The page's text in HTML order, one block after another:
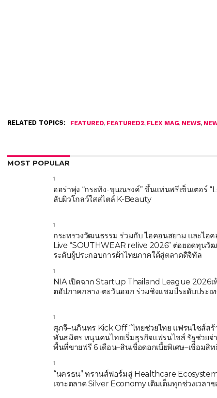
RELATED TOPICS: FEATURED, FEATURED2, FLEX MAG, NEWS,
MOST POPULAR
1
ออร่าพุ่ง “กระทิง-ขุนณรงค์” ขึ้นแท่นพรีเซ็นเตอร์
ลับผิวโกลว์ใสสไตล์ K-Beauty
1
กระทรวงวัฒนธรรม ร่วมกับ ไอคอนสยาม และไอ
Live “SOUTHWEAR relive 2026” ต่อยอดทุน
ระดับผู้ประกอบการผ้าไทยภาคใต้สู่ตลาดดิจิทัล
1
NIA เปิดฉาก Startup Thailand League 2026เ
ตอัปภาคกลาง-ตะวันออก ร่วมชิงแชมป์ระดับประเ
1
ศุภจี–นภินทร Kick Off “ไทยช่วยไทย แฟรนไชส์สร้
พันธมิตร หนุนคนไทยเริ่มธุรกิจแฟรนไชส์ รัฐช่วยจ่
พื้นที่ขายฟรี 6 เดือน–สินเชื่อดอกเบี้ยพิเศษ–เชื่อมสิ
1
“นครธน” ทรานส์ฟอร์มสู่ Healthcare
เจาะตลาด Silver Economy เติมเต็มทุกช่วงเวลา